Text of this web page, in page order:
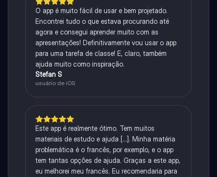
O app é muito fácil de usar e bem projetado.
Encontrei tudo o que estava procurando até
agora e consegui aprender muito com as
apresentações! Definitivamente vou usar o app
para uma tarefa de classe! E, claro, também
ajuda muito como inspiração.
Stefan S
usuário de iOS
Este app é realmente ótimo. Tem muitos
materiais de estudo e ajuda [...]. Minha matéria
problemática é o francês, por exemplo, e o app
tem tantas opções de ajuda. Graças a este app,
eu melhorei meu francês. Eu recomendaria para